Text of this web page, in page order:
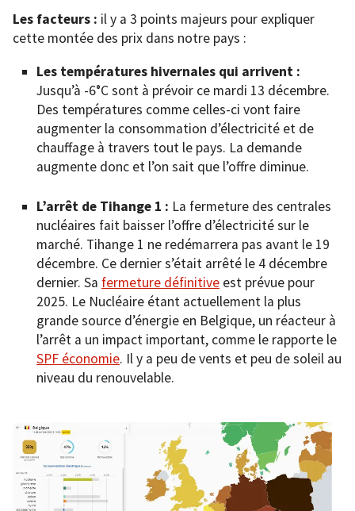
Les facteurs : il y a 3 points majeurs pour expliquer
cette montée des prix dans notre pays :
Les températures hivernales qui arrivent :
Jusqu’à -6°C sont à prévoir ce mardi 13 décembre.
Des températures comme celles-ci vont faire
augmenter la consommation d’électricité et de
chauffage à travers tout le pays. La demande
augmente donc et l’on sait que l’offre diminue.
L’arrêt de Tihange 1 : La fermeture des centrales
nucléaires fait baisser l’offre d’électricité sur le
marché. Tihange 1 ne redémarrera pas avant le 19
décembre. Ce dernier s’était arrêté le 4 décembre
dernier. Sa fermeture définitive est prévue pour
2025. Le Nucléaire étant actuellement la plus
grande source d’énergie en Belgique, un réacteur à
l’arrêt a un impact important, comme le rapporte le
SPF économie. Il y a peu de vents et peu de soleil au
niveau du renouvelable.